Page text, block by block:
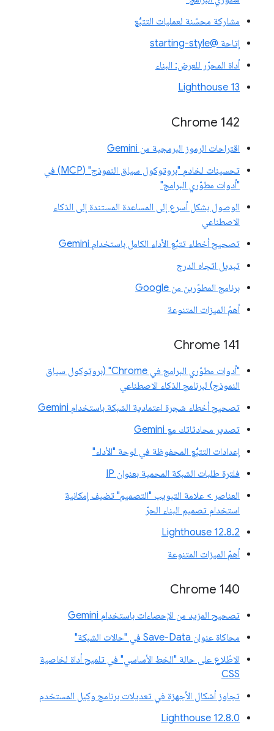
مشاركة محسّنة لعمليات التتبُّع
إتاحة @starting-style
أداة المحرّر للعرض: البناء
Lighthouse 13
Chrome 142
اقتراحات الرموز البرمجية من Gemini
تحسينات لخادم "بروتوكول سياق النموذج" (MCP) في
"أدوات مطوّري البرامج"
الوصول بشكل أسرع إلى المساعدة المستندة إلى الذكاء
الاصطناعي
تصحيح أخطاء تتبُّع الأداء الكامل باستخدام Gemini
تبديل اتجاه الدرج
برنامج المطوّرين من Google
أهمّ الميزات المتنوعة
‫Chrome 141
"أدوات مطوّري البرامج في Chrome" (بروتوكول سياق
النموذج) لبرنامج الذكاء الاصطناعي
تصحيح أخطاء شجرة اعتمادية الشبكة باستخدام Gemini
تصدير محادثاتك مع Gemini
إعدادات التتبُّع المحفوظة في لوحة "الأداء"
فلترة طلبات الشبكة المحمية بعنوان IP
العناصر > علامة التبويب "التصميم" تضيف إمكانية
استخدام تصميم البناء الحرّ
‫Lighthouse 12.8.2
أهمّ الميزات المتنوعة
Chrome 140
تصحيح المزيد من الإحصاءات باستخدام Gemini
محاكاة عنوان Save-Data في "حالات الشبكة"
الاطّلاع على حالة "الخط الأساسي" في تلميح أداة لخاصية
CSS
تجاوز أشكال الأجهزة في تعديلات برنامج وكيل المستخدم
‫Lighthouse 12.8.0